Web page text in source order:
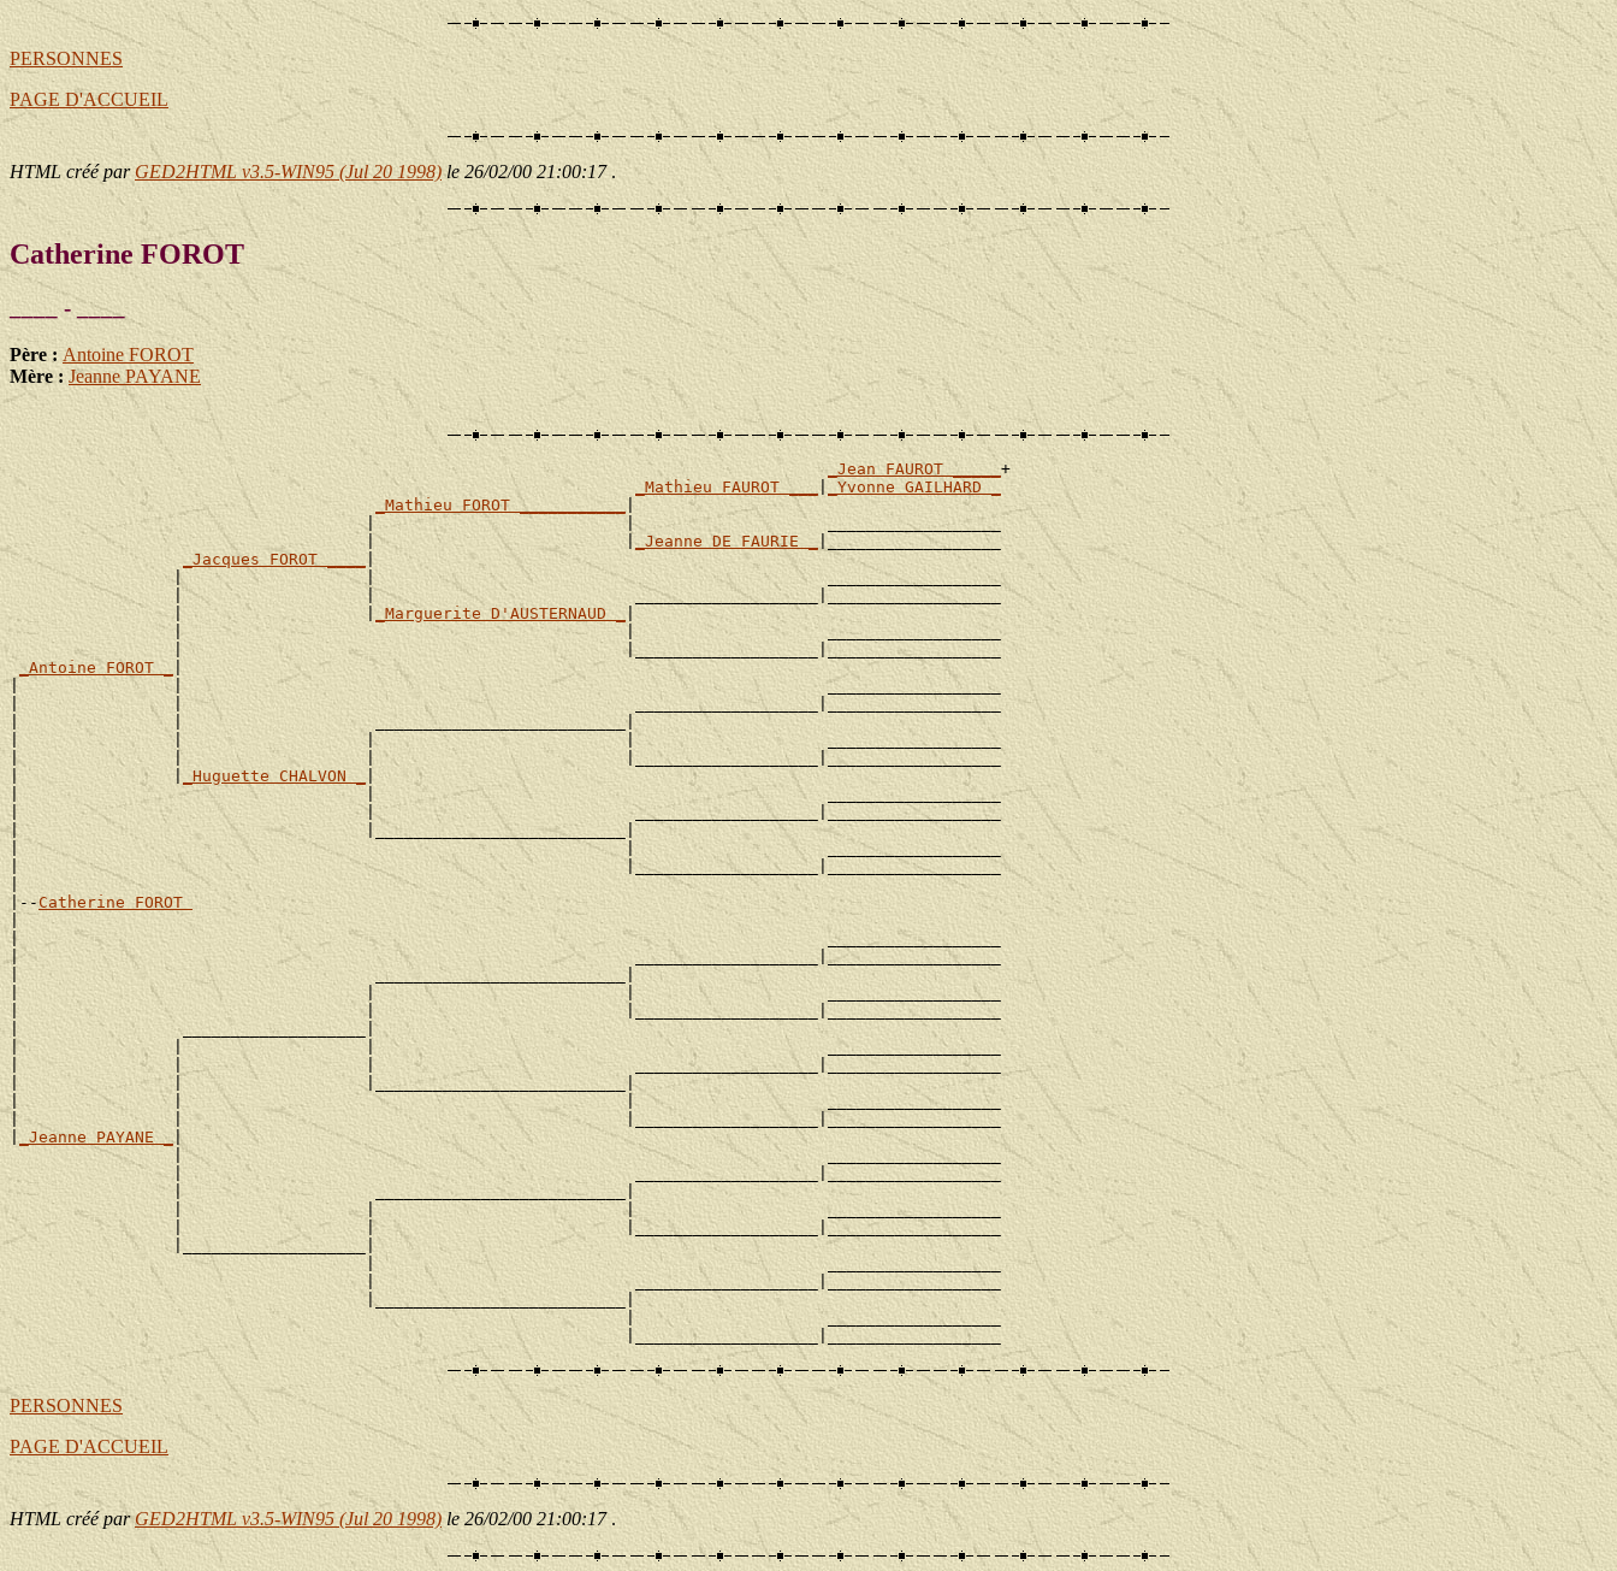
PERSONNES
PAGE D'ACCUEIL
HTML créé parGED2HTML v3.5-WIN95 (Jul 20 1998)le 26/02/00 21:00:17.
Catherine FOROT
____ - ____
Père :Antoine FOROT
Mère : Jeanne PAYANE
_Jean FAUROT _____+
_Mathieu FAUROT ___
_Yvonne GAILHARD _
_Mathieu FOROT ___________
                                     |                          |                    __________________
                                     |                          |
_Jeanne DE FAURIE _
|__________________
_Jacques FOROT ____
|
                 |                   |                                               __________________
                 |                   |                           ___________________|__________________
                 |                   |
_Marguerite D'AUSTERNAUD _
                 |                                              |                    __________________
                 |                                              |___________________|__________________
_Antoine FOROT _ |
|                |                                                                   __________________
|                |                                               ___________________|__________________
|                |                    __________________________|
|                |                   |                          |                    __________________
|                |                   |                          |___________________|__________________
|                | _Huguette CHALVON _
|
|                                    |                                               __________________
|                                    |                           ___________________|__________________
|                                    |__________________________|
|                                                               |                    __________________
|                                                               |___________________|__________________
|
|--Catherine FOROT
|
|                                                                                    __________________
|                                                                ___________________|__________________
|                                     __________________________|
|                                    |                          |                    __________________
|                                    |                          |___________________|__________________
|                 ___________________|
|                |                   |                                               __________________
|                |                   |                           ___________________|__________________
|                |                   |__________________________|
|                |                                              |                    __________________
|                |                                              |___________________|__________________
_Jeanne PAYANE _ |
                 |                                                                   __________________
                 |                                               ___________________|__________________
                 |                    __________________________|
                 |                   |                          |                    __________________
                 |                   |                          |___________________|__________________
                 |___________________|
                                     |                                               __________________
                                     |                           ___________________|__________________
                                     |__________________________|
                                                                |                    __________________
PERSONNES
PAGE D'ACCUEIL
HTML créé parGED2HTML v3.5-WIN95 (Jul 20 1998)le 26/02/00 21:00:17.